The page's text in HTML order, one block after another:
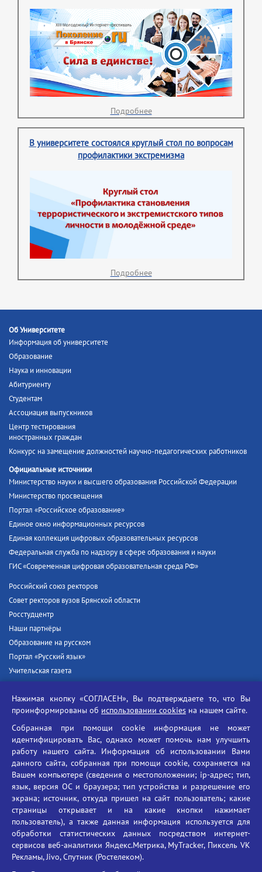
Подробнее
В университете состоялся круглый стол по вопросам
профилактики экстремизма
Подробнее
Об Университете
Информация об университете
Образование
Наука и инновации
Абитуриенту
Студентам
Ассоциация выпускников
Центр тестирования
иностранных граждан
Конкурс на замещение должностей научно-педагогических работников
Официальные источники
Министерство науки и высшего образования Российской Федерации
Министерство просвещения
Портал «Российское образование»
Единое окно информационных ресурсов
Единая коллекция цифровых образовательных ресурсов
Федеральная служба по надзору в сфере образования и науки
ГИС «Современная цифровая образовательная среда РФ»
Российский союз ректоров
Совет ректоров вузов Брянской области
Росстудцентр
Наши партнёры
Образование на русском
Портал «Русский язык»
Учительская газета
Единый портал государственных услуг
Противодействие угрозам информационной безопасности
Социальные ролики - Генеральная прокуратура РФ
Противодействие коррупции
БГУ против наркотиков
Брянский государственный университет
имени академика И.Г. Петровского
Время работы: пн-пт 09:00-18:00
Телефон: +7(4832)58-90-85
Нажимая кнопку «СОГЛАСЕН», Вы подтверждаете то, что Вы
проинформированы об использовании cookies на нашем сайте.
Собранная при помощи cookie информация не может
идентифицировать Вас, однако может помочь нам улучшить
работу нашего сайта. Информация об использовании Вами
данного сайта, собранная при помощи cookie, сохраняется на
Вашем компьютере (сведения о местоположении; ip-адрес; тип,
язык, версия ОС и браузера; тип устройства и разрешение его
экрана; источник, откуда пришел на сайт пользователь; какие
страницы открывает и на какие кнопки нажимает
пользователь), а также данная информация используется для
обработки статистических данных посредством интернет-
сервисов веб-аналитики Яндекс.Метрика, MyTracker, Пиксель VK
Рекламы, Jivo, Спутник (Ростелеком).